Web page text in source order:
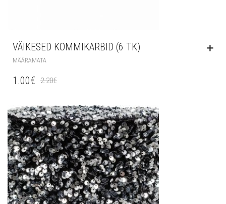
VÄIKESED KOMMIKARBID (6 TK)
MÄÄRAMATA
2.20€
1.00€